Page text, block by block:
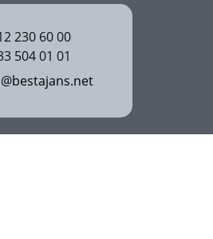
230 60 00
504 01 01